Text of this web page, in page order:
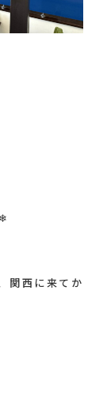
関西に来てか